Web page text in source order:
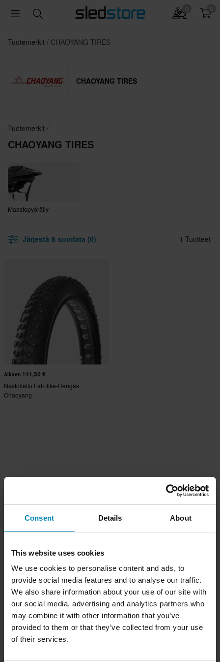
Consent Details About
This website uses cookies
We use cookies to personalise content and ads, to
provide social media features and to analyse our traffic.
We also share information about your use of our site with
our social media, advertising and analytics partners who
may combine it with other information that you’ve
provided to them or that they’ve collected from your use
of their services.
Tuotemerkit CHAOYANG TIRES
CHAOYANG TIRES
Tuotemerkit
CHAOYANG TIRES
Maastopyöräily
Järjestä & suodata (0) 1 Tuotteet
Alkaen 141,50 €
Nastoitettu Fat-Bike-Rengas
Chaoyang